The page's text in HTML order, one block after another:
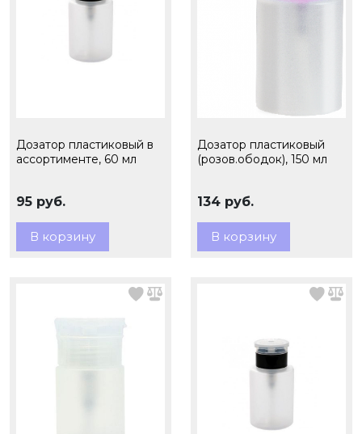
Дозатор пластиковый в
ассортименте, 60 мл
95 руб.
В корзину
Дозатор пластиковый
(розов.ободок), 150 мл
134 руб.
В корзину